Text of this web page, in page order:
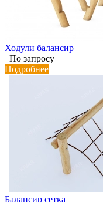
Ходули балансир
По запросу
Подробнее
Балансир сетка